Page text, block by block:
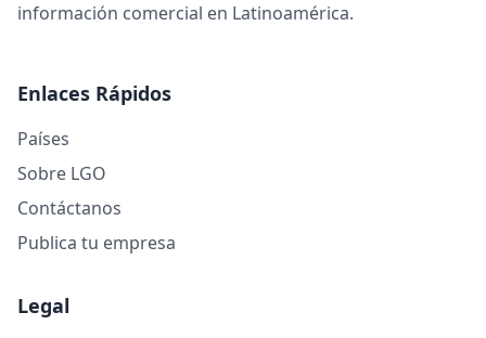
información comercial en Latinoamérica.
Enlaces Rápidos
Países
Sobre LGO
Contáctanos
Publica tu empresa
Legal